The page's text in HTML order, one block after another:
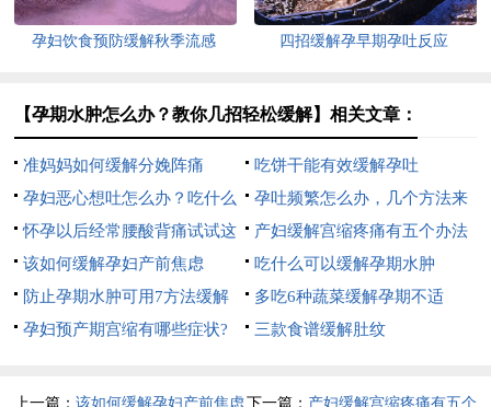
孕妇饮食预防缓解秋季流感 四招缓解孕早期孕吐反应
【孕期水肿怎么办？教你几招轻松缓解】相关文章：
准妈妈如何缓解分娩阵痛
吃饼干能有效缓解孕吐
孕妇恶心想吐怎么办？吃什么
能缓解孕吐症状？
孕吐频繁怎么办，几个方法来
缓解
怀孕以后经常腰酸背痛试试这
些妙招来缓解
产妇缓解宫缩疼痛有五个办法
该如何缓解孕妇产前焦虑
吃什么可以缓解孕期水肿
防止孕期水肿可用7方法缓解
多吃6种蔬菜缓解孕期不适
孕妇预产期宫缩有哪些症状?
三款食谱缓解肚纹
上一篇：该如何缓解孕妇产前焦虑下一篇： 产妇缓解宫缩疼痛有五个